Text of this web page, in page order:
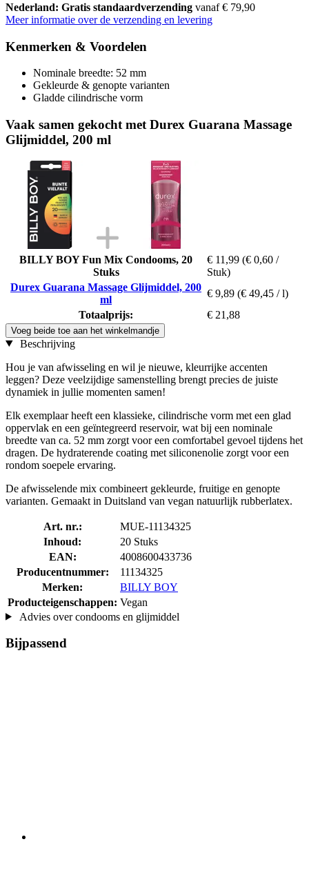
Nederland: Gratis standaardverzending vanaf € 79,90
Meer informatie over de verzending en levering
Kenmerken & Voordelen
Nominale breedte: 52 mm
Gekleurde & genopte varianten
Gladde cilindrische vorm
Vaak samen gekocht met Durex Guarana Massage
Glijmiddel, 200 ml
BILLY BOY Fun Mix Condooms, 20
Stuks
€ 11,99 (€ 0,60 /
Stuk)
Durex Guarana Massage Glijmiddel, 200
ml
€ 9,89 (€ 49,45 / l)
Totaalprijs:
€ 21,88
Voeg beide toe aan het winkelmandje
Beschrijving
Hou je van afwisseling en wil je nieuwe, kleurrijke accenten
leggen? Deze veelzijdige samenstelling brengt precies de juiste
dynamiek in jullie momenten samen!
Elk exemplaar heeft een klassieke, cilindrische vorm met een glad
oppervlak en een geïntegreerd reservoir, wat bij een nominale
breedte van ca. 52 mm zorgt voor een comfortabel gevoel tijdens het
dragen. De hydraterende coating met siliconenolie zorgt voor een
rondom soepele ervaring.
De afwisselende mix combineert gekleurde, fruitige en genopte
varianten. Gemaakt in Duitsland van vegan natuurlijk rubberlatex.
Art. nr.:
MUE-11134325
Inhoud:
20 Stuks
EAN:
4008600433736
Producentnummer:
11134325
Merken:
BILLY BOY
Producteigenschappen: Vegan
Advies over condooms en glijmiddel
Bijpassend